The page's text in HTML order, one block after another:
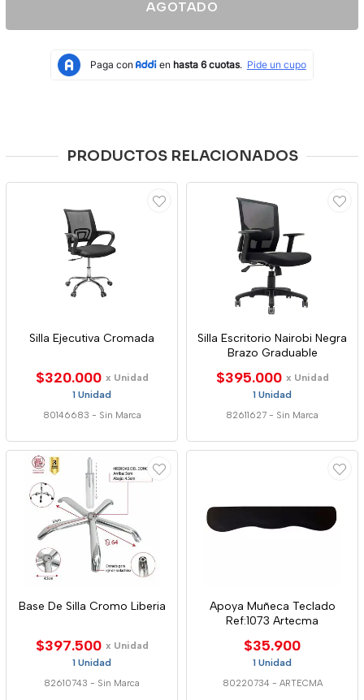
AGOTADO
PRODUCTOS RELACIONADOS
Silla Ejecutiva Cromada
$320.000 x Unidad
1 Unidad
80146683 - Sin Marca
Silla Escritorio Nairobi Negra
Brazo Graduable
$395.000 x Unidad
1 Unidad
82611627 - Sin Marca
Base De Silla Cromo Liberia
$397.500 x Unidad
1 Unidad
82610743 - Sin Marca
Apoya Muñeca Teclado
Ref:1073 Artecma
$35.900
1 Unidad
80220734 - ARTECMA